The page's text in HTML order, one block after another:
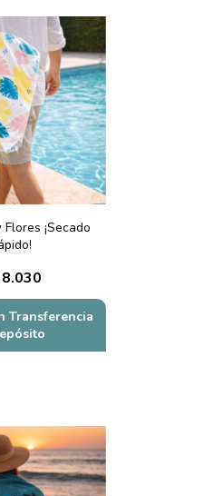
¡Secado
Transferencia